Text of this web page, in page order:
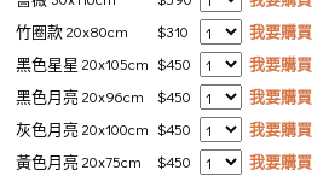
竹圈款 20x80cm
$310
我要購買
黑色星星 20x105cm $450
我要購買
黑色月亮 20x96cm
$450
我要購買
灰色月亮 20x100cm $450
我要購買
黃色月亮 20x75cm
$450 我要購買